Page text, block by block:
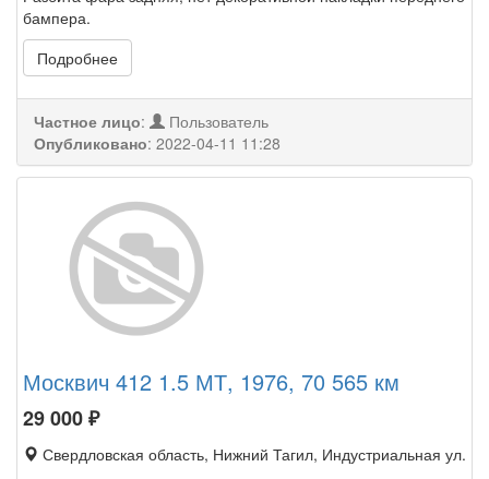
бампера.
Подробнее
Частное лицо:
Пользователь
Опубликовано: 2022-04-11 11:28
Москвич 412 1.5 МТ, 1976, 70 565 км
29 000₽
Свердловская область, Нижний Тагил, Индустриальная ул.